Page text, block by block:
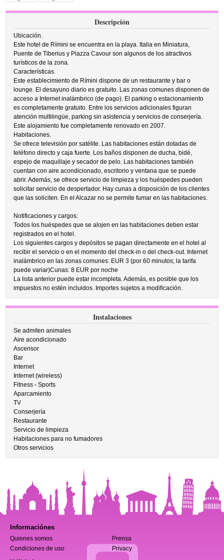
Descripción
Ubicación.
Este hotel de Rímini se encuentra en la playa. Italia en Miniatura,
Puente de Tiberius y Piazza Cavour son algunos de los atractivos
turísticos de la zona.
Características.
Este establecimiento de Rímini dispone de un restaurante y bar o
lounge. El desayuno diario es gratuito. Las zonas comunes disponen de
acceso a Internet inalámbrico (de pago). El parking o estacionamiento
es completamente gratuito. Entre los servicios adicionales figuran
atención multilingüe, parking sin asistencia y servicios de conserjería.
Este alojamiento fue completamente renovado en 2007.
Habitaciones.
Se ofrece televisión por satélite. Las habitaciones están dotadas de
teléfono directo y caja fuerte. Los baños disponen de ducha, bidé,
espejo de maquillaje y secador de pelo. Las habitaciones también
cuentan con aire acondicionado, escritorio y ventana que se puede
abrir. Además, se ofrece servicio de limpieza y los huéspedes pueden
solicitar servicio de despertador. Hay cunas a disposición de los clientes
que las soliciten. En el Alcazar no se permite fumar en las habitaciones.
Notificaciones y cargos:
Todos los huéspedes que se alojen en las habitaciones deben estar
registrados en el hotel.
Los siguientes cargos y depósitos se pagan directamente en el hotel al
recibir el servicio o en el momento del check-in o del check-out. Internet
inalámbrico en las zonas comunes: EUR 3 (por 60 minutos; la tarifa
puede variar)Cunas: 8 EUR por noche
La lista anterior puede estar incompleta. Además, es posible que los
impuestos no estén incluidos. Importes sujetos a modificación.
Instalaciones
Se admiten animales
Aire acondicionado
Ascensor
Bar
Internet
Internet (wireless)
Fitness - Sports
Aparcamiento
TV
Conserjería
Restaurante
Servicio de limpieza
Habitaciones para no fumadores
Otros servicios
Informaciónes
Quienes somos
Prensa
Condiciones de uso
Privacy